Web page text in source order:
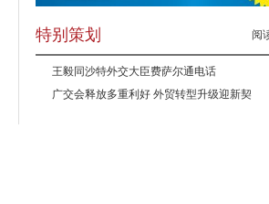
特别策划 阅
王毅同沙特外交大臣费萨尔通电话
广交会释放多重利好 外贸转型升级迎新契